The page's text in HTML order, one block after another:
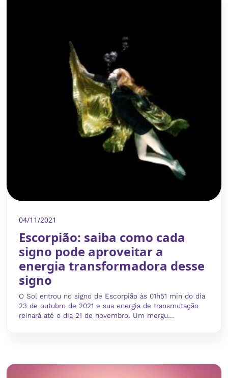
04/11/2021
Escorpião: saiba como cada
signo pode aproveitar a
energia transformadora desse
signo
O Sol entrou no signo de Escorpião às 01h51 min do dia
23 de outubro de 2021 e sua energia de transmutação
reinará até o dia 21 de novembro. Um mergu...